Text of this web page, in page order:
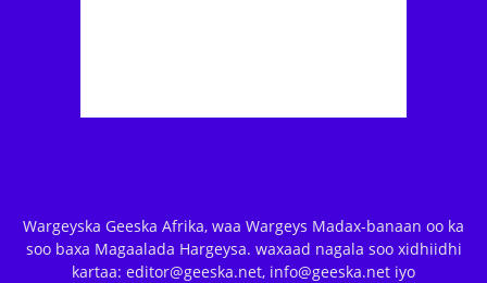
Wargeyska Geeska Afrika, waa Wargeys Madax-banaan oo ka
soo baxa Magaalada Hargeysa. waxaad nagala soo xidhiidhi
kartaa: editor@geeska.net, info@geeska.net iyo